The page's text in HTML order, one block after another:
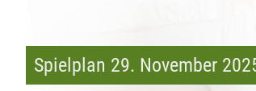
Spielplan 29. November